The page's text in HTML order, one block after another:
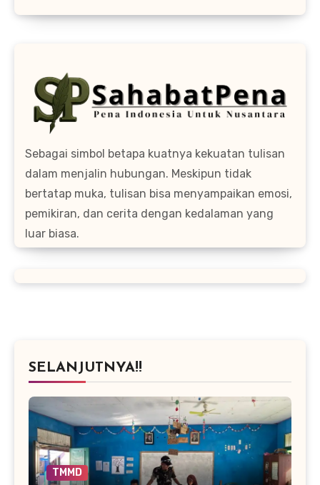
Sebagai simbol betapa kuatnya kekuatan tulisan
dalam menjalin hubungan. Meskipun tidak
bertatap muka, tulisan bisa menyampaikan emosi,
pemikiran, dan cerita dengan kedalaman yang
luar biasa.
SELANJUTNYA!!
TMMD